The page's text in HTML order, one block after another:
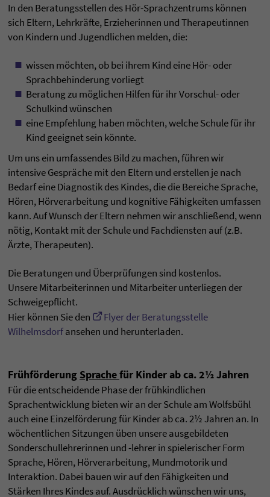
In den Beratungsstellen des Hör-Sprachzentrums können
sich Eltern, Lehrkräfte, Erzieherinnen und Therapeutinnen
von Kindern und Jugendlichen melden, die:
wissen möchten, ob bei ihrem Kind eine Hör- oder
Sprachbehinderung vorliegt
Beratung zu möglichen Hilfen für ihr Vorschul- oder
Schulkind wünschen
eine Empfehlung haben möchten, welche Schule für ihr
Kind geeignet sein könnte.
Um uns ein umfassendes Bild zu machen, führen wir
intensive Gespräche mit den Eltern und erstellen je nach
Bedarf eine Diagnostik des Kindes, die die Bereiche Sprache,
Hören, Hörverarbeitung und kognitive Fähigkeiten umfassen
kann. Auf Wunsch der Eltern nehmen wir anschließend, wenn
nötig, Kontakt mit der Schule und Fachdiensten auf (z.B.
Ärzte, Therapeuten).
Die Beratungen und Überprüfungen sind kostenlos.
Unsere Mitarbeiterinnen und Mitarbeiter unterliegen der
Schweigepflicht.
Hier können Sie den
Flyer der Beratungsstelle
Wilhelmsdorfansehen und herunterladen.
Frühförderung Sprachefür Kinder ab ca. 2½ Jahren
Für die entscheidende Phase der frühkindlichen
Sprachentwicklung bieten wir an der Schule am Wolfsbühl
auch eine Einzelförderung für Kinder ab ca. 2½ Jahren an. In
wöchentlichen Sitzungen üben unsere ausgebildeten
Sonderschullehrerinnen und -lehrer in spielerischer Form
Sprache, Hören, Hörverarbeitung, Mundmotorik und
Interaktion. Dabei bauen wir auf den Fähigkeiten und
Stärken Ihres Kindes auf. Ausdrücklich wünschen wir uns,